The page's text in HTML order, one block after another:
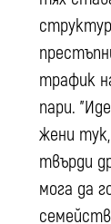
трафик
пари.
жени
твърди
мога да